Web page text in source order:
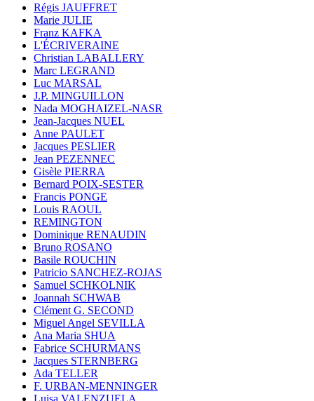
Régis JAUFFRET
Marie JULIE
Franz KAFKA
L'ÉCRIVERAINE
Christian LABALLERY
Marc LEGRAND
Luc MARSAL
J.P. MINGUILLON
Nada MOGHAIZEL-NASR
Jean-Jacques NUEL
Anne PAULET
Jacques PESLIER
Jean PEZENNEC
Gisèle PIERRA
Bernard POIX-SESTER
Francis PONGE
Louis RAOUL
REMINGTON
Dominique RENAUDIN
Bruno ROSANO
Basile ROUCHIN
Patricio SANCHEZ-ROJAS
Samuel SCHKOLNIK
Joannah SCHWAB
Clément G. SECOND
Miguel Angel SEVILLA
Ana Maria SHUA
Fabrice SCHURMANS
Jacques STERNBERG
Ada TELLER
F. URBAN-MENNINGER
Luisa VALENZUELA